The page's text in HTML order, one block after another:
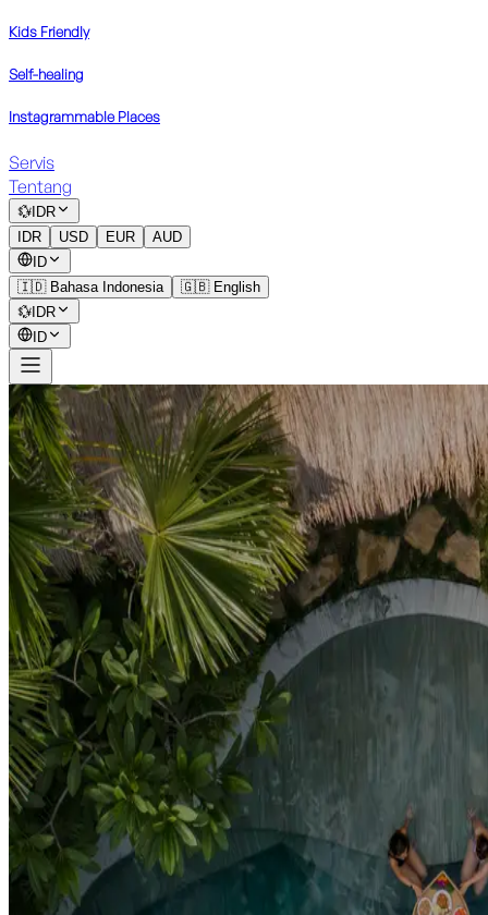
Kids Friendly
Self-healing
Instagrammable Places
Servis
Tentang
💱 IDR
IDR
USD EUR
AUD
ID
🇮🇩 Bahasa Indonesia
🇬🇧 English
💱 IDR
ID